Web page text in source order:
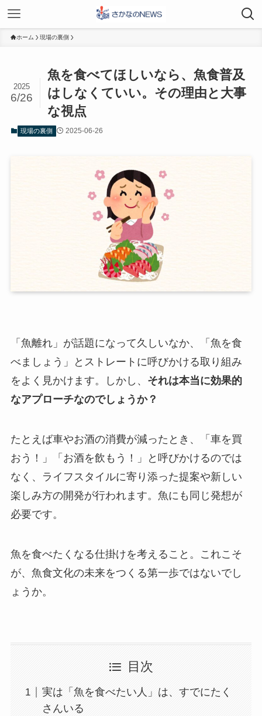
ホーム 現場の裏側
魚を食べてほしいなら、魚食普及
はしなくていい。その理由と大事
な視点
2025
6/26
現場の裏側 2025-06-26
「魚離れ」が話題になって久しいなか、「魚を食
べましょう」とストレートに呼びかける取り組み
をよく見かけます。しかし、 それは本当に効果的
なアプローチなのでしょうか？
たとえば車やお酒の消費が減ったとき、「車を買
おう！」「お酒を飲もう！」と呼びかけるのでは
なく、ライフスタイルに寄り添った提案や新しい
楽しみ方の開発が行われます。魚にも同じ発想が
必要です。
魚を食べたくなる仕掛けを考えること。これこそ
が、魚食文化の未来をつくる第一歩ではないでし
ょうか。
目次
実は「魚を食べたい人」は、すでにたく
さんいる